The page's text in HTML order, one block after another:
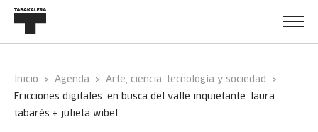
Inicio Agenda
Arte, ciencia, tecnología y sociedad
fricciones digitales. en busca del valle inquietante. laura
tabarés + julieta wibel